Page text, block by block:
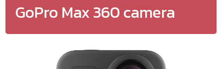
GoPro Max 360 camera